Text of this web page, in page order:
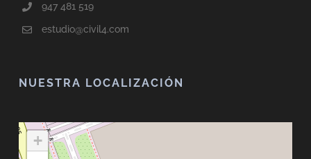
947 481 519
estudio@civil4.com
NUESTRA LOCALIZACIÓN
+